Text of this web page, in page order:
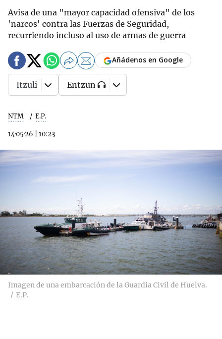
Avisa de una "mayor capacidad ofensiva" de los
'narcos' contra las Fuerzas de Seguridad,
recurriendo incluso al uso de armas de guerra
NTM E.P.
14·05·26 10:23
Añádenos en Google
Itzuli Entzun
Imagen de una embarcación de la Guardia Civil de Huelva.
E.P.